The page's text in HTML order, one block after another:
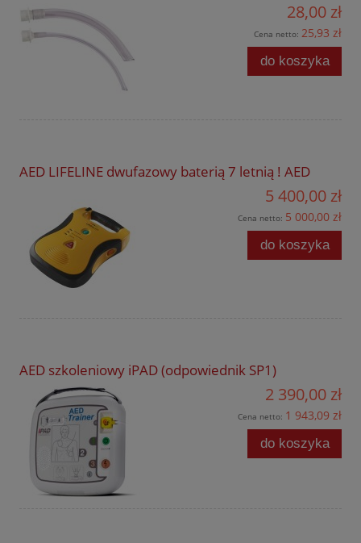
28,00 zł
Cena netto: 25,93 zł
do koszyka
AED LIFELINE dwufazowy baterią 7 letnią ! AED
5 400,00 zł
Cena netto: 5 000,00 zł
do koszyka
AED szkoleniowy iPAD (odpowiednik SP1)
2 390,00 zł
Cena netto: 1 943,09 zł
do koszyka